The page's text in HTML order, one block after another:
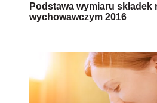
Podstawa wymiaru składek
wychowawczym 2016